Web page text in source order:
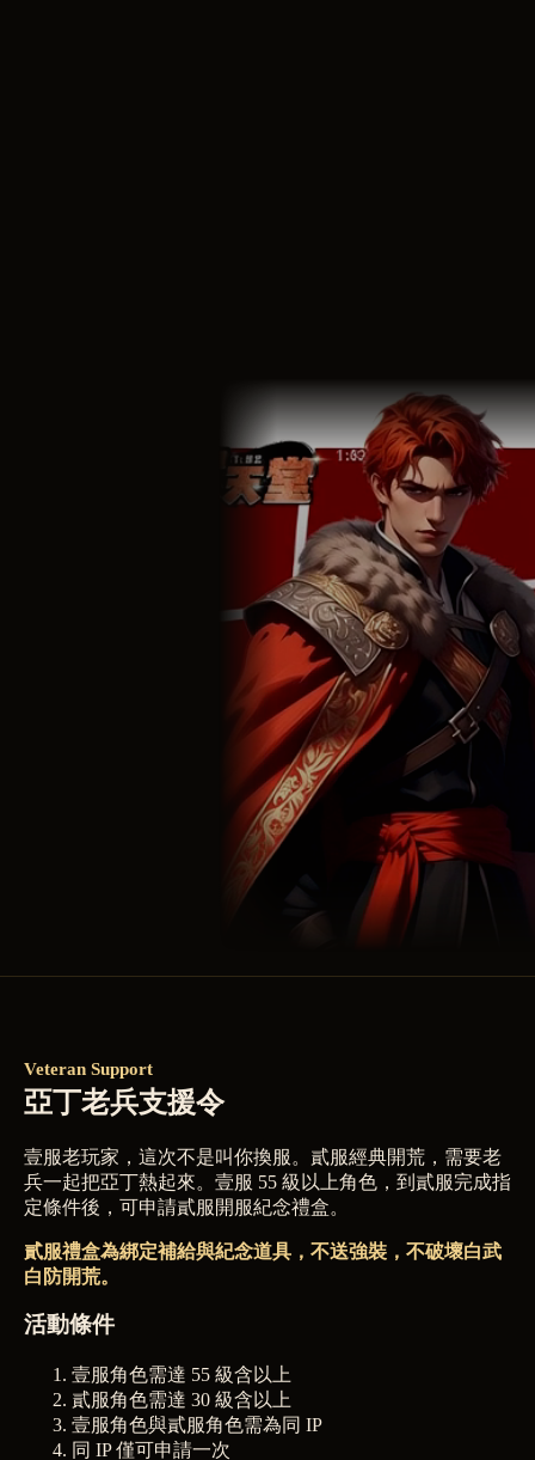
Veteran Support
亞丁老兵支援令
壹服老玩家，這次不是叫你換服。貳服經典開荒，需要老
兵一起把亞丁熱起來。壹服 55 級以上角色，到貳服完成指
定條件後，可申請貳服開服紀念禮盒。
貳服禮盒為綁定補給與紀念道具，不送強裝，不破壞白武
白防開荒。
活動條件
壹服角色需達 55 級含以上
貳服角色需達 30 級含以上
壹服角色與貳服角色需為同 IP
同 IP 僅可申請一次